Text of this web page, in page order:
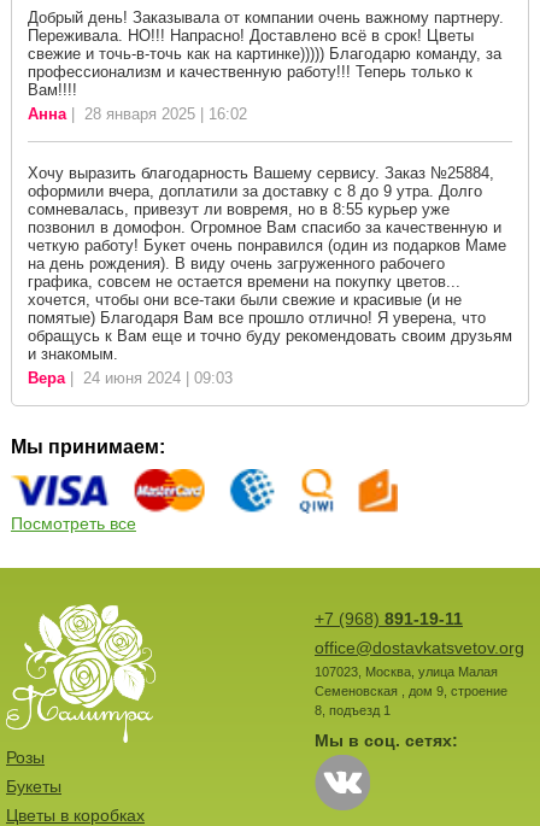
Добрый день! Заказывала от компании очень важному партнеру.
Переживала. НО!!! Напрасно! Доставлено всё в срок! Цветы
свежие и точь-в-точь как на картинке))))) Благодарю команду, за
профессионализм и качественную работу!!! Теперь только к
Вам!!!!
Анна| 28 января 2025 | 16:02
Хочу выразить благодарность Вашему сервису. Заказ №25884,
оформили вчера, доплатили за доставку с 8 до 9 утра. Долго
сомневалась, привезут ли вовремя, но в 8:55 курьер уже
позвонил в домофон. Огромное Вам спасибо за качественную и
четкую работу! Букет очень понравился (один из подарков Маме
на день рождения). В виду очень загруженного рабочего
графика, совсем не остается времени на покупку цветов...
хочется, чтобы они все-таки были свежие и красивые (и не
помятые) Благодаря Вам все прошло отлично! Я уверена, что
обращусь к Вам еще и точно буду рекомендовать своим друзьям
и знакомым.
Вера| 24 июня 2024 | 09:03
Мы принимаем:
Посмотреть все
+7 (968) 891-19-11
office@dostavkatsvetov.org
107023, Москва, улица Малая
Семеновская , дом 9, строение
8, подъезд 1
Мы в соц. сетях:
Розы
Букеты
Цветы в коробках